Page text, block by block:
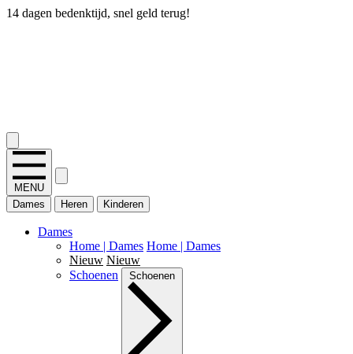
14 dagen bedenktijd, snel geld terug!
MENU
Dames
Heren Kinderen
Dames
Home | Dames Home | Dames
Nieuw Nieuw
Schoenen
Schoenen